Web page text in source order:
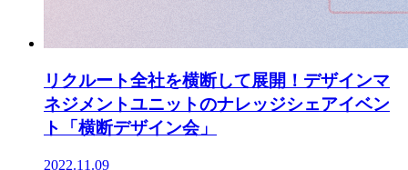
リクルート全社を横断して展開！デザインマ
ネジメントユニットのナレッジシェアイベン
ト「横断デザイン会」
2022.11.09